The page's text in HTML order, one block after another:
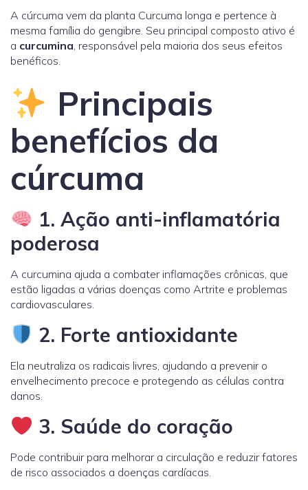
A cúrcuma vem da planta Curcuma longa e pertence à
mesma família do gengibre. Seu principal composto ativo é
a curcumina, responsável pela maioria dos seus efeitos
benéficos.
Principais
benefícios da
cúrcuma
1. Ação anti-inflamatória
poderosa
A curcumina ajuda a combater inflamações crônicas, que
estão ligadas a várias doenças como Artrite e problemas
cardiovasculares.
2. Forte antioxidante
Ela neutraliza os radicais livres, ajudando a prevenir o
envelhecimento precoce e protegendo as células contra
danos.
3. Saúde do coração
Pode contribuir para melhorar a circulação e reduzir fatores
de risco associados a doenças cardíacas.